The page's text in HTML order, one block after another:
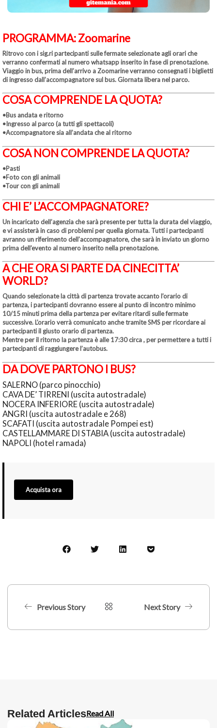
PROGRAMMA:Zoomarine
Ritrovo con i sig.ri partecipanti sulle fermate selezionate agli orari che
verranno confermati al numero whatsapp inserito in fase di prenotazione.
Viaggio in bus, prima dell’arrivo a Zoomarine verranno consegnati i biglietti
di ingresso dall’accompagnatore sul bus. Giornata libera nel parco.
COSA COMPRENDE LA QUOTA?
•Bus andata e ritorno
•Ingresso al parco (a tutti gli spettacoli)
•Accompagnatore sia all’andata che al ritorno
COSA NON COMPRENDE LA QUOTA?
•Pasti
•Foto con gli animali
•Tour con gli animali
CHI E’ L’ACCOMPAGNATORE?
Un incaricato dell’agenzia che sarà presente per tutta la durata del viaggio,
e vi assisterà in caso di problemi per quella giornata. Tutti i partecipanti
avranno un riferimento dell’accompagnatore, che sarà in inviato un giorno
prima dell’evento al numero inserito nella prenotazione.
A CHE ORA SI PARTE DA CINECITTA’
WORLD?
Quando selezionate la città di partenza trovate accanto l’orario di
partenza, i partecipanti dovranno essere al punto di incontro minimo
10/15 minuti prima della partenza per evitare ritardi sulle fermate
successive. L’orario verrà comunicato anche tramite SMS per ricordare ai
partecipanti il giusto orario di partenza.
Mentre per ilritorno la partenza è alle17:30circa , per permettere a tutti i
partecipanti di raggiungere l’autobus.
DA DOVE PARTONO I BUS?
SALERNO (parco pinocchio)
CAVA DE’ TIRRENI (uscita autostradale)
NOCERA INFERIORE (uscita autostradale)
ANGRI (uscita autostradale e 268)
SCAFATI (uscita autostradale Pompei est)
CASTELLAMMARE DI STABIA (uscita autostradale)
NAPOLI (hotel ramada)
Acquista ora
Previous Story Next Story
Related ArticlesRead All